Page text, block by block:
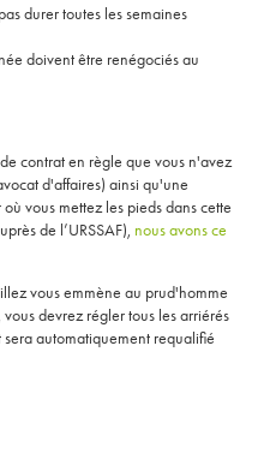
durer toutes les semaines
doivent être renégociés au
contrat en règle que vous n'avez
d'affaires) ainsi qu'une
vous mettez les pieds dans cette
de l’URSSAF), nous avons ce
vous emmène au prud'homme
devrez régler tous les arriérés
automatiquement requalifié